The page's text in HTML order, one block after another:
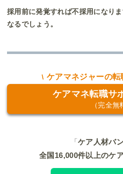
採用前に発覚すれば不採用になり
なるでしょう。
ケアマネジャーの転
ケアマネ転職サ
（完全無
「ケア人材バ
全国16,000件以上のケ